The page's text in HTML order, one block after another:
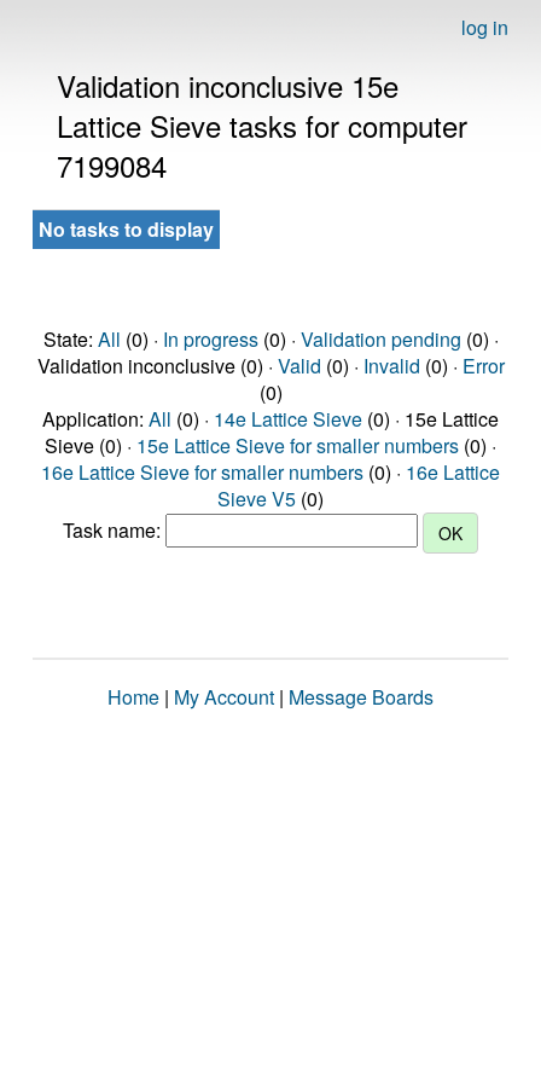
log in
Validation inconclusive 15e
Lattice Sieve tasks for computer
7199084
No tasks to display
State: All (0) · In progress(0) · Validation pending (0) ·
Validation inconclusive (0) · Valid (0) · Invalid (0) · Error
(0)
Application: All (0) · 14e Lattice Sieve (0) · 15e Lattice
Sieve (0) · 15e Lattice Sieve for smaller numbers (0) ·
16e Lattice Sieve for smaller numbers (0) · 16e Lattice
Sieve V5 (0)
Task name:
Home | My Account | Message Boards